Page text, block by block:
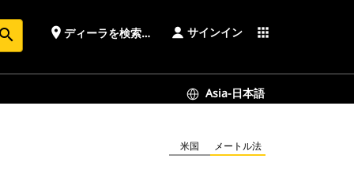
place ディーラを検索する サインイン apps
Asia-日本語
米国 メートル法